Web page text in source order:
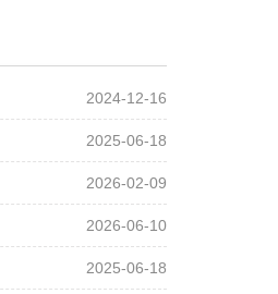
2024-12-16
2025-06-18
2026-02-09
2026-06-10
2025-06-18